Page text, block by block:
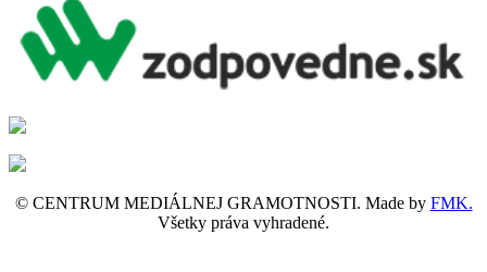
© CENTRUM MEDIÁLNEJ GRAMOTNOSTI. Made by FMK.
Všetky práva vyhradené.